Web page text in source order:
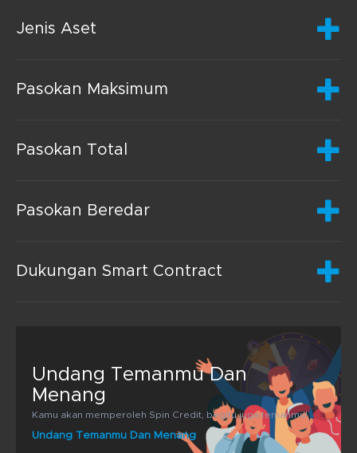
Jenis Aset
Pasokan Maksimum
Pasokan Total
Pasokan Beredar
Dukungan Smart Contract
Undang Temanmu Dan
Menang
Kamu akan memperoleh Spin Credit, begitu juga temanmu!
Undang Temanmu Dan Menang